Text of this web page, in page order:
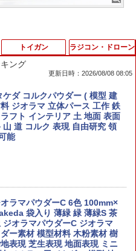
ング
更新日時：2026/08/08 08:05
ダ コルクパウダー ( 模型 建
ジオラマ 立体パース 工作 鉄
フト インテリア 土 地面 表面
山 道 コルク 表現 自由研究 領
能
ラマパウダーC 6色 100mm×
袋入り 薄緑 緑 薄緑S 茶
ジオラマパウダーC ジオラマ
ー素材 模型材料 木粉素材 樹
表現 芝生表現 地面表現 ミニ
トイガン ラジコン・ドローン